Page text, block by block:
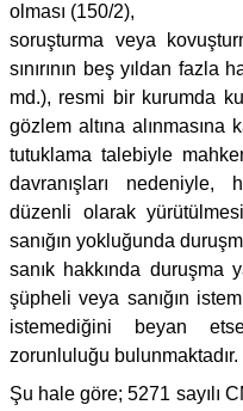
olması (150/2),
soruşturma veya
sınırının beş yıldan fazla
md.), resmi bir kurumda
gözlem altına alınmasına
tutuklama talebiyle
davranışları nedeniyle,
düzenli olarak
sanığın yokluğunda
sanık hakkında duruşma
şüpheli veya sanığın
istemediğini beyan
zorunluluğu bulunmaktadır.
Şu hale göre; 5271 sayılı